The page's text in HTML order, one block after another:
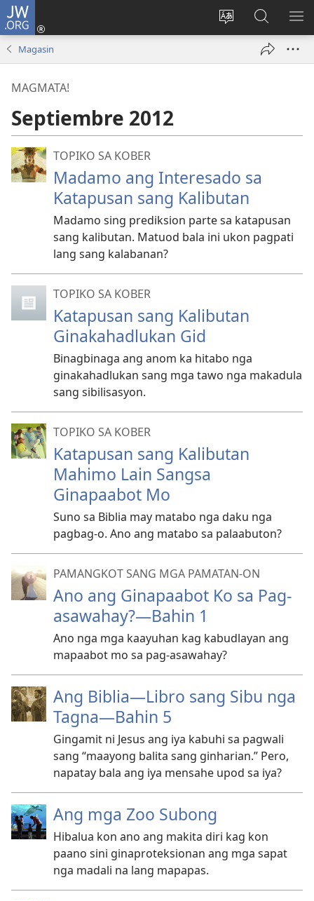
JW.ORG
Islan
lenguahe
Mag-
log
Mangita
sa
JW.ORG
Magasin
MAGMATA!
Septiembre 2012
TOPIKO SA KOBER
Madamo ang Interesado sa
Katapusan sang Kalibutan
Madamo sing prediksion parte sa katapusan
sang kalibutan. Matuod bala ini ukon pagpati
lang sang kalabanan?
TOPIKO SA KOBER
Katapusan sang Kalibutan
Ginakahadlukan Gid
Binagbinaga ang anom ka hitabo nga
ginakahadlukan sang mga tawo nga makadula
sang sibilisasyon.
TOPIKO SA KOBER
Katapusan sang Kalibutan
Mahimo Lain Sangsa
Ginapaabot Mo
Suno sa Biblia may matabo nga daku nga
pagbag-o. Ano ang matabo sa palaabuton?
PAMANGKOT SANG MGA PAMATAN-ON
Ano ang Ginapaabot Ko sa Pag-
asawahay?—Bahin 1
Ano nga mga kaayuhan kag kabudlayan ang
mapaabot mo sa pag-asawahay?
Ang Biblia—Libro sang Sibu nga
Tagna—Bahin 5
Gingamit ni Jesus ang iya kabuhi sa pagwali
sang “maayong balita sang ginharian.” Pero,
napatay bala ang iya mensahe upod sa iya?
Ang mga Zoo Subong
Hibalua kon ano ang makita diri kag kon
paano sini ginaproteksionan ang mga sapat
nga madali na lang mapapas.